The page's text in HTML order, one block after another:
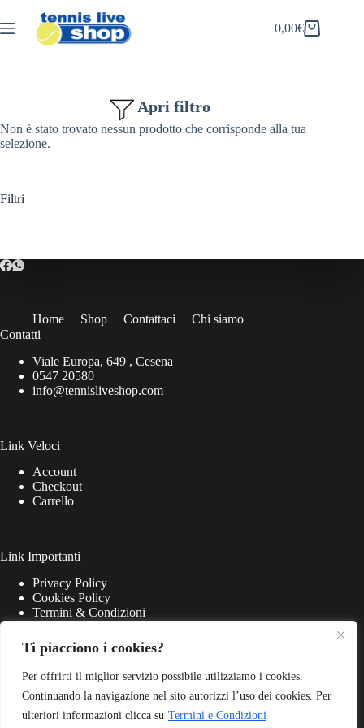
Ti piacciono i cookies?
Per offrirti il miglior servizio possibile utilizziamo i cookies.
Continuando la navigazione nel sito autorizzi l’uso dei cookies. Per
ulteriori informazioni clicca su Termini e Condizioni
al
contenuto
Carrello
0,00€
Apri filtro
Non è stato trovato nessun prodotto che corrisponde alla tua
selezione.
Filtri
Home Shop Contattaci
Chi siamo
Contatti
Viale Europa, 649 , Cesena
0547 20580
info@tennisliveshop.com
Link Veloci
Account
Checkout
Carrello
Link Importanti
Privacy Policy
Cookies Policy
Termini & Condizioni